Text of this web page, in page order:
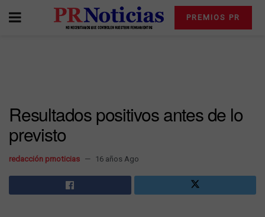
PREMIOS PR
Resultados positivos antes de lo
previsto
redacción prnoticias 16 años Ago